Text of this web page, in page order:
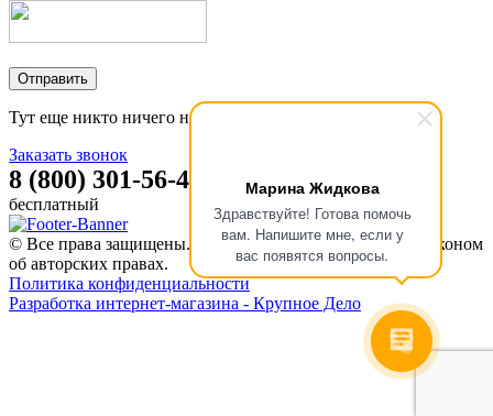
Марина Жидкова
Здравствуйте! Готова помочь
вам. Напишите мне, если у
вас появятся вопросы.
Тут еще никто ничего не писал, стань первым!
Заказать звонок
8 (800) 301-56-47
бесплатный
© Все права защищены. Информация сайта защищена законом
об авторских правах.
Политика конфиденциальности
Разработка интернет-магазина - Крупное Дело